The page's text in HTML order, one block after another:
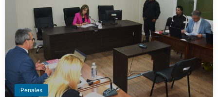
Penales